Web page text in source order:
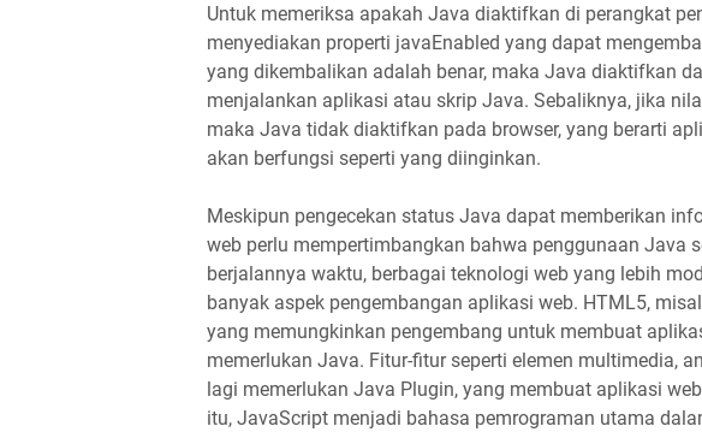
Untuk memeriksa apakah Java diaktifkan di perangkat
menyediakan properti javaEnabled yang dapat
yang dikembalikan adalah benar, maka Java diaktifkan
menjalankan aplikasi atau skrip Java. Sebaliknya, jika
maka Java tidak diaktifkan pada browser, yang berarti
akan berfungsi seperti yang diinginkan.
Meskipun pengecekan status Java dapat memberikan
web perlu mempertimbangkan bahwa penggunaan Java
berjalannya waktu, berbagai teknologi web yang lebih
banyak aspek pengembangan aplikasi web. HTML5,
yang memungkinkan pengembang untuk membuat
memerlukan Java. Fitur-fitur seperti elemen multimedia,
lagi memerlukan Java Plugin, yang membuat aplikasi
itu, JavaScript menjadi bahasa pemrograman utama